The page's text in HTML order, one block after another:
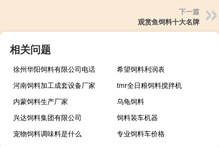
下一篇
观赏鱼饲料十大名牌
相关问题
徐州华阳饲料有限公司电话
希望饲料利润表
河南饲料加工成套设备厂家
tmr全日粮饲料搅拌机
内蒙饲料生产厂家
乌龟饲料
兴达饲料集团有限公司
饲料装车机器
宠物饲料调味料是什么
专业饲料车价格